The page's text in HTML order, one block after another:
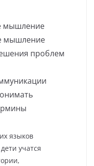
мышление
мышление
проблем
языков
учатся